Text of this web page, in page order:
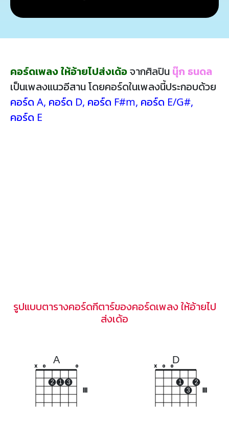
คอร์ดเพลง ให้อ้ายไปส่งเด้อจากศิลปิน นุ๊ก ธนดล
เป็นเพลงแนวอีสาน โดยคอร์ดในเพลงนี้ประกอบด้วย
คอร์ด A, คอร์ด D, คอร์ด F#m, คอร์ด E/G#,
คอร์ด E
รูปแบบตารางคอร์ดกีตาร์ของคอร์ดเพลง ให้อ้ายไป
ส่งเด้อ
A
x o
2 1 3
o
D
x o o
1
3
2